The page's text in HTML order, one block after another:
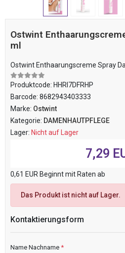
Ostwint
ml
Ostwint Enthaarungscreme Spray
Produktcode: HHRI7DFRHP
Barcode: 8682943403333
Marke: Ostwint
Kategorie: DAMENHAUTPFLEGE
Lager: Nicht auf Lager
7,29
0,61 EUR Beginnt mit Raten ab
Das Produkt ist nicht auf Lager.
Kontaktierungsform
Name Nachname *